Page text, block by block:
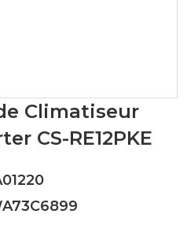
Climatiseur
CS-RE12PKE